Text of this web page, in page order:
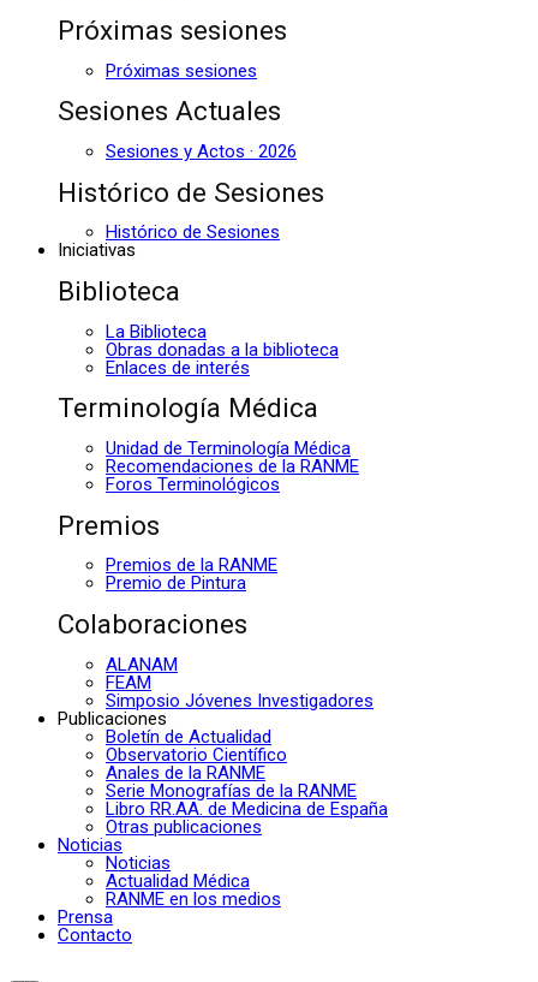
Próximas sesiones
Próximas sesiones
Sesiones Actuales
Sesiones y Actos · 2026
Histórico de Sesiones
Histórico de Sesiones
Iniciativas
Biblioteca
La Biblioteca
Obras donadas a la biblioteca
Enlaces de interés
Terminología Médica
Unidad de Terminología Médica
Recomendaciones de la RANME
Foros Terminológicos
Premios
Premios de la RANME
Premio de Pintura
Colaboraciones
ALANAM
FEAM
Simposio Jóvenes Investigadores
Publicaciones
Boletín de Actualidad
Observatorio Científico
Anales de la RANME
Serie Monografías de la RANME
Libro RR.AA. de Medicina de España
Otras publicaciones
Noticias
Noticias
Actualidad Médica
RANME en los medios
Prensa
Contacto